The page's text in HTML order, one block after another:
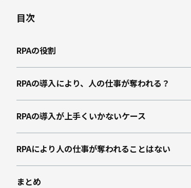
目次
RPAの役割
RPAの導入により、人の仕事が奪われる？
RPAの導入が上手くいかないケース
RPAにより人の仕事が奪われることはない
まとめ